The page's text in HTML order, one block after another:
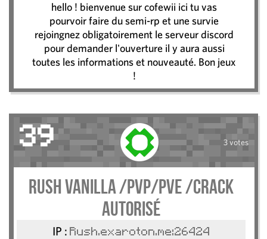
hello ! bienvenue sur cofewii ici tu vas
pourvoir faire du semi-rp et une survie
rejoingnez obligatoirement le serveur discord
pour demander l'ouverture il y aura aussi
toutes les informations et nouveauté. Bon jeux
!
39 3 votes
Rush Vanilla /PVP/PVE /Crack
Autorisé
IP : Rush.exaroton.me:26424